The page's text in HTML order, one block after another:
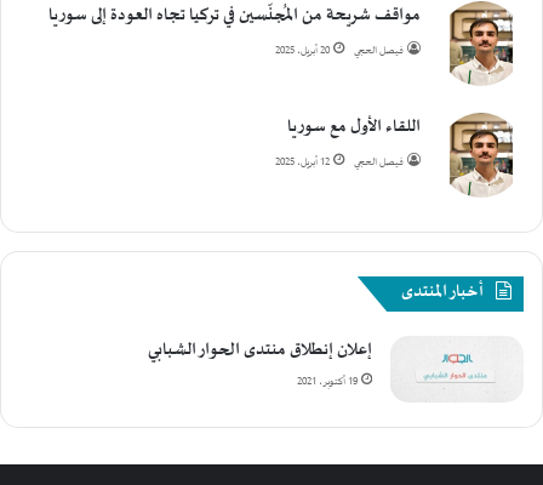
مواقف شريحة من المُجنّسين في تركيا تجاه العودة إلى سوريا
فيصل الحجي 20 أبريل، 2025
اللقاء الأول مع سوريا
فيصل الحجي 12 أبريل، 2025
أخبار المنتدى
إعلان إنطلاق منتدى الحوار الشبابي
19 أكتوبر، 2021